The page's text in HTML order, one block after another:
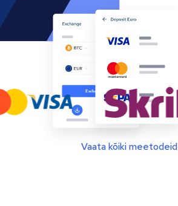
Vaata kõiki meetodeid